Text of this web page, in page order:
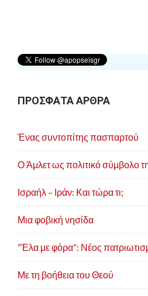
η
ά
θ
ω
ν
ΠΡΟΣΦΑΤΑ ΑΡΘΡΑ
Ένας συντοπίτης πασπαρτού
Ο Άμλετ ως πολιτικό σύμβολο
Ισραήλ – Ιράν: Και τώρα τι;
Μια φοβική νησίδα
“Έλα με φόρα”: Νέος
Με τη βοήθεια του Θεού